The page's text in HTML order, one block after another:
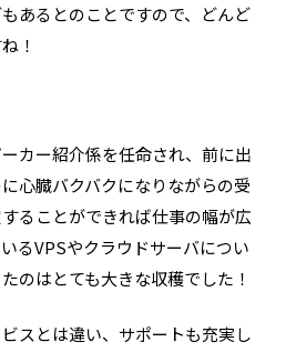
あるとのことですので、どんど
！
カー紹介係を任命され、前に出
心臓バクバクになりながらの受
ることができれば仕事の幅が広
るVPSやクラウドサーバについ
のはとても大きな収穫でした！
スとは違い、サポートも充実し